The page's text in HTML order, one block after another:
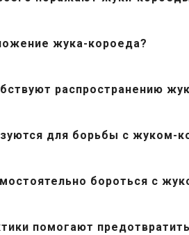
жука-короеда?
распространению
для борьбы с жуком-
бороться с
помогают